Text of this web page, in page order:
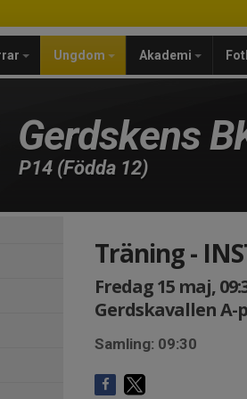
Ungdom Akademi
Gerdskens
P14 (Födda 12)
Träning -
Fredag 15 maj,
Gerdskavallen A-
Samling: 09:30